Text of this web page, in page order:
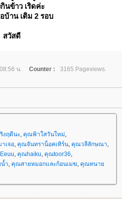
นข้าว เริดค่ะ
บ้าน เติม 2 รอบ
สวัสดี
น. Counter :
3165 Pageviews.
งฤดีนะ คุณฟ้าใสวันใหม่
เจอ คุณจันทราน็อคเทิร์น คุณวลีลักษณา
คุณhaiku คุณtoor36
ำ คุณสายหมอกและก้อนเมฆ คุณทนา